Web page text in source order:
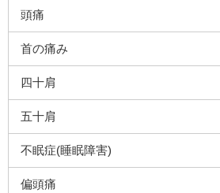
頭痛
首の痛み
四十肩
五十肩
不眠症(睡眠障害)
偏頭痛